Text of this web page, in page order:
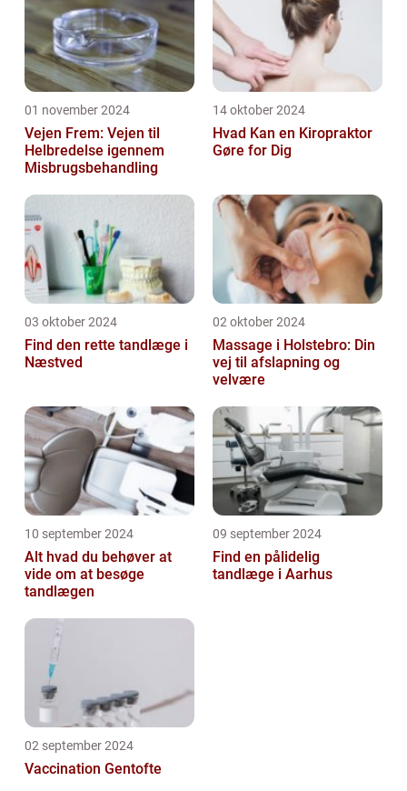
01 november 2024
Vejen Frem: Vejen til
Helbredelse igennem
Misbrugsbehandling
14 oktober 2024
Hvad Kan en Kiropraktor
Gøre for Dig
03 oktober 2024
Find den rette tandlæge i
Næstved
02 oktober 2024
Massage i Holstebro: Din
vej til afslapning og
velvære
10 september 2024
Alt hvad du behøver at
vide om at besøge
tandlægen
09 september 2024
Find en pålidelig
tandlæge i Aarhus
02 september 2024
Vaccination Gentofte